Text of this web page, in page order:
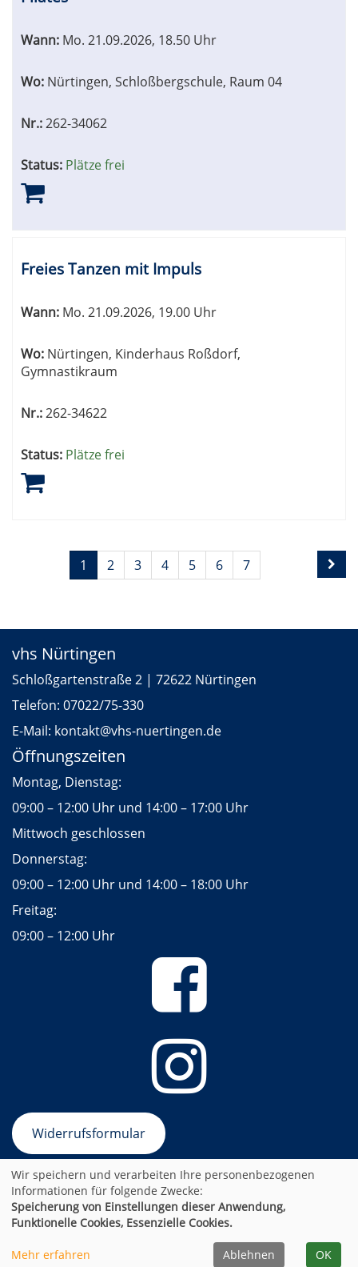
Wann: Mo. 21.09.2026, 18.50 Uhr
Wo: Nürtingen, Schloßbergschule, Raum 04
Nr.:262-34062
Status: Plätze frei
Freies Tanzen mit Impuls
Wann: Mo. 21.09.2026, 19.00 Uhr
Wo: Nürtingen, Kinderhaus Roßdorf,
Gymnastikraum
Nr.:262-34622
Status: Plätze frei
Seiten
blättern
1 2 3 4 5 6 7
vhs Nürtingen
Schloßgartenstraße 2 | 72622 Nürtingen
Telefon: 07022/75-330
E-Mail: kontakt@vhs-nuertingen.de
Öffnungszeiten
Montag, Dienstag:
09:00 – 12:00 Uhr und 14:00 – 17:00 Uhr
Mittwoch geschlossen
Donnerstag:
09:00 – 12:00 Uhr und 14:00 – 18:00 Uhr
Freitag:
09:00 – 12:00 Uhr
Widerrufsformular
AGB Impressum
Datenschutzerklärung
Newsletter-Anmeldung
Sitemap
Cookie Einstellungen
Kontrast
Ansicht
Wir speichern und verarbeiten Ihre personenbezogenen
Informationen für folgende Zwecke:
Speicherung von Einstellungen dieser Anwendung,
Funktionelle Cookies, Essenzielle Cookies.
Mehr erfahren Ablehnen OK